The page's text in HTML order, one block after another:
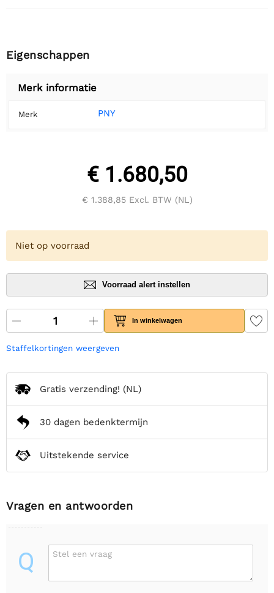
Eigenschappen
Merk informatie
Merk PNY
€ 1.680,50
€ 1.388,85Excl. BTW (NL)
Niet op voorraad
Voorraad alert instellen
In winkelwagen
Staffelkortingen weergeven
Gratis verzending! (NL)
30 dagen bedenktermijn
Uitstekende service
Vragen en antwoorden
Q Stel een vraag